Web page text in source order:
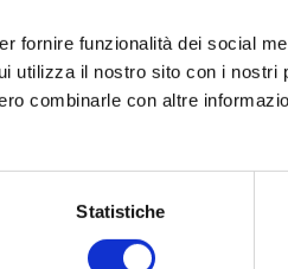
fornire funzionalità dei social
utilizza il nostro sito con i nostri
combinarle con altre
Statistiche